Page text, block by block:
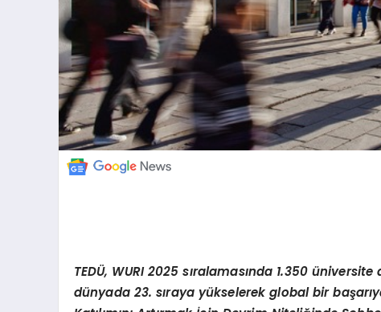
TEDÜ, WURI 2025 sıralamasında 1.350
dünyada 23. sıraya yükselerek global bir